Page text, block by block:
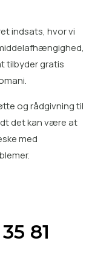
indsats, hvor vi
,
tilbyder gratis
.
og rådgivning til
det kan være at
med
81